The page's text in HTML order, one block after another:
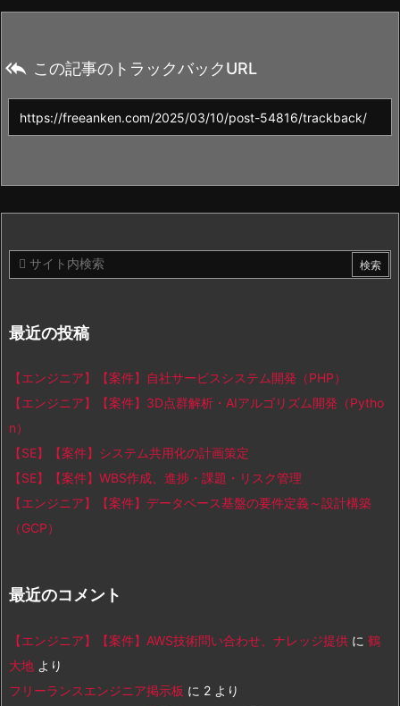
 この記事のトラックバックURL
最近の投稿
【エンジニア】【案件】自社サービスシステム開発（PHP）
【エンジニア】【案件】3D点群解析・AIアルゴリズム開発（Pytho
n）
【SE】【案件】システム共用化の計画策定
【SE】【案件】WBS作成、進捗・課題・リスク管理
【エンジニア】【案件】データベース基盤の要件定義～設計構築
（GCP）
最近のコメント
【エンジニア】【案件】AWS技術問い合わせ、ナレッジ提供 に 鶴
大地 より
フリーランスエンジニア掲示板 に 2 より